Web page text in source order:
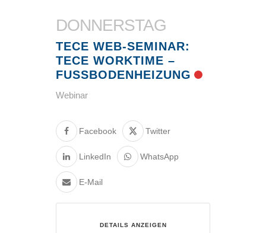
DONNERSTAG
TECE WEB-SEMINAR:
TECE WORKTIME –
FUSSBODENHEIZUNG
Webinar
Facebook Twitter
LinkedIn WhatsApp
E-Mail
DETAILS ANZEIGEN